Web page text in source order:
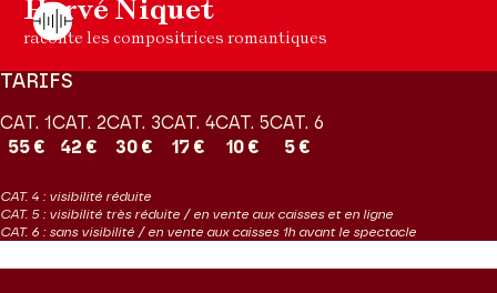
Hervé Niquet
raconte les compositrices romantiques
TARIFS
CAT. 1
55 €
CAT. 2
42 €
CAT. 3
30 €
CAT. 4
17 €
CAT. 5
10 €
CAT. 6
5 €
CAT. 4 : visibilité réduite
CAT. 5 : visibilité très réduite / en vente aux caisses et en ligne
CAT. 6 : sans visibilité / en vente aux caisses 1h avant le spectacle